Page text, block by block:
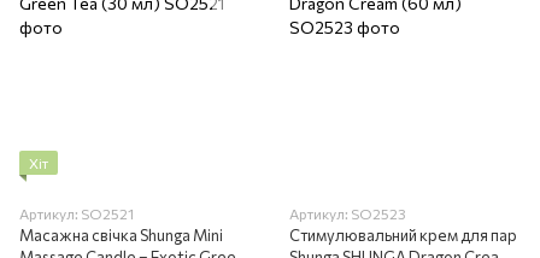
Хіт
Артикул: SO2521
Масажна свічка Shunga Mini
Артикул: SO2523
Стимулювальний крем для пар